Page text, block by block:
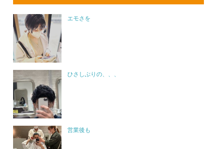
エモさを
ひさしぶりの、、、
営業後も